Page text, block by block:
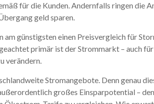
für die Kunden. Andernfalls ringen die
geld sparen.
günstigsten einen Preisvergleich für
primär ist der Strommarkt – auch
verändern.
Stromangebote. Denn genau
großes Einsparpotential –